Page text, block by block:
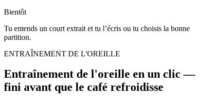
Bientôt
Tu entends un court extrait et tu l’écris ou tu choisis la bonne
partition.
ENTRAÎNEMENT DE L'OREILLE
Entraînement de l'oreille en un clic —
fini avant que le café refroidisse